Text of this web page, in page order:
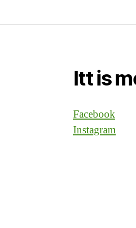
Itt is
Facebook
Instagram